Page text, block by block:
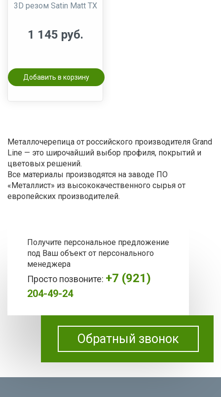
3D резом Satin Matt TX
1 145 руб.
Добавить в корзину
Металлочерепица от российского производителя Grand
Line — это широчайший выбор профиля, покрытий и
цветовых решений.
Все материалы производятся на заводе ПО
«Металлист» из высококачественного сырья от
европейских производителей.
Получите персональное предложение
под Ваш объект от персонального
менеджера
Просто позвоните: +7 (921)
204-49-24
Обратный звонок